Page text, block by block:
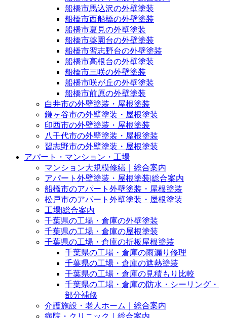
船橋市馬込沢の外壁塗装
船橋市西船橋の外壁塗装
船橋市夏見の外壁塗装
船橋市薬園台の外壁塗装
船橋市習志野台の外壁塗装
船橋市高根台の外壁塗装
船橋市三咲の外壁塗装
船橋市咲が丘の外壁塗装
船橋市前原の外壁塗装
白井市の外壁塗装・屋根塗装
鎌ヶ谷市の外壁塗装・屋根塗装
印西市の外壁塗装・屋根塗装
八千代市の外壁塗装・屋根塗装
習志野市の外壁塗装・屋根塗装
アパート・マンション・工場
マンション大規模修繕｜総合案内
アパート外壁塗装・屋根塗装|総合案内
船橋市のアパート外壁塗装・屋根塗装
松戸市のアパート外壁塗装・屋根塗装
工場|総合案内
千葉県の工場・倉庫の外壁塗装
千葉県の工場・倉庫の屋根塗装
千葉県の工場・倉庫の折板屋根塗装
千葉県の工場・倉庫の雨漏り修理
千葉県の工場・倉庫の遮熱塗装
千葉県の工場・倉庫の見積もり比較
千葉県の工場・倉庫の防水・シーリング・
部分補修
介護施設・老人ホーム｜総合案内
病院・クリニック｜総合案内